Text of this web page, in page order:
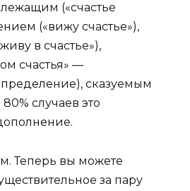
(«счастье
(«вижу счастье»),
в счастье»),
счастья» —
сказуемым
случаев это
Теперь вы можете
за пару